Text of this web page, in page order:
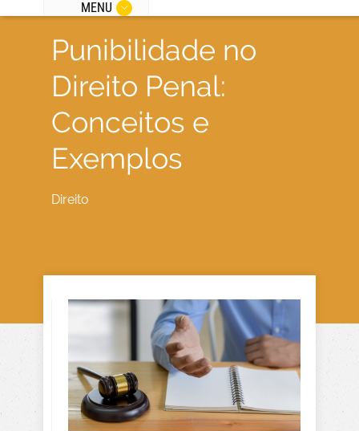
MENU
Punibilidade no
Direito Penal:
Conceitos e
Exemplos
Direito